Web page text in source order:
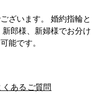
ざいます。 婚約指輪と
新郎様、新婦様でお分け
能です。
くあるご質問